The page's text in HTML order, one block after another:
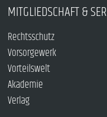
MITGLIEDSCHAFT &
Rechtsschutz
Vorsorgewerk
Vorteilswelt
Akademie
Verlag